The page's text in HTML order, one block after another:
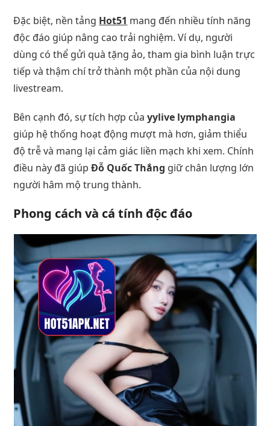
Đặc biệt, nền tảng Hot51 mang đến nhiều tính năng
độc đáo giúp nâng cao trải nghiệm. Ví dụ, người
dùng có thể gửi quà tặng ảo, tham gia bình luận trực
tiếp và thậm chí trở thành một phần của nội dung
livestream.
Bên cạnh đó, sự tích hợp củayylive lymphangia
giúp hệ thống hoạt động mượt mà hơn, giảm thiểu
độ trễ và mang lại cảm giác liền mạch khi xem. Chính
điều này đã giúpĐỗ Quốc Thắng giữ chân lượng lớn
người hâm mộ trung thành.
Phong cách và cá tính độc đáo